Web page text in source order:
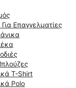
Επαγγελματίες
T-Shirt
Polo